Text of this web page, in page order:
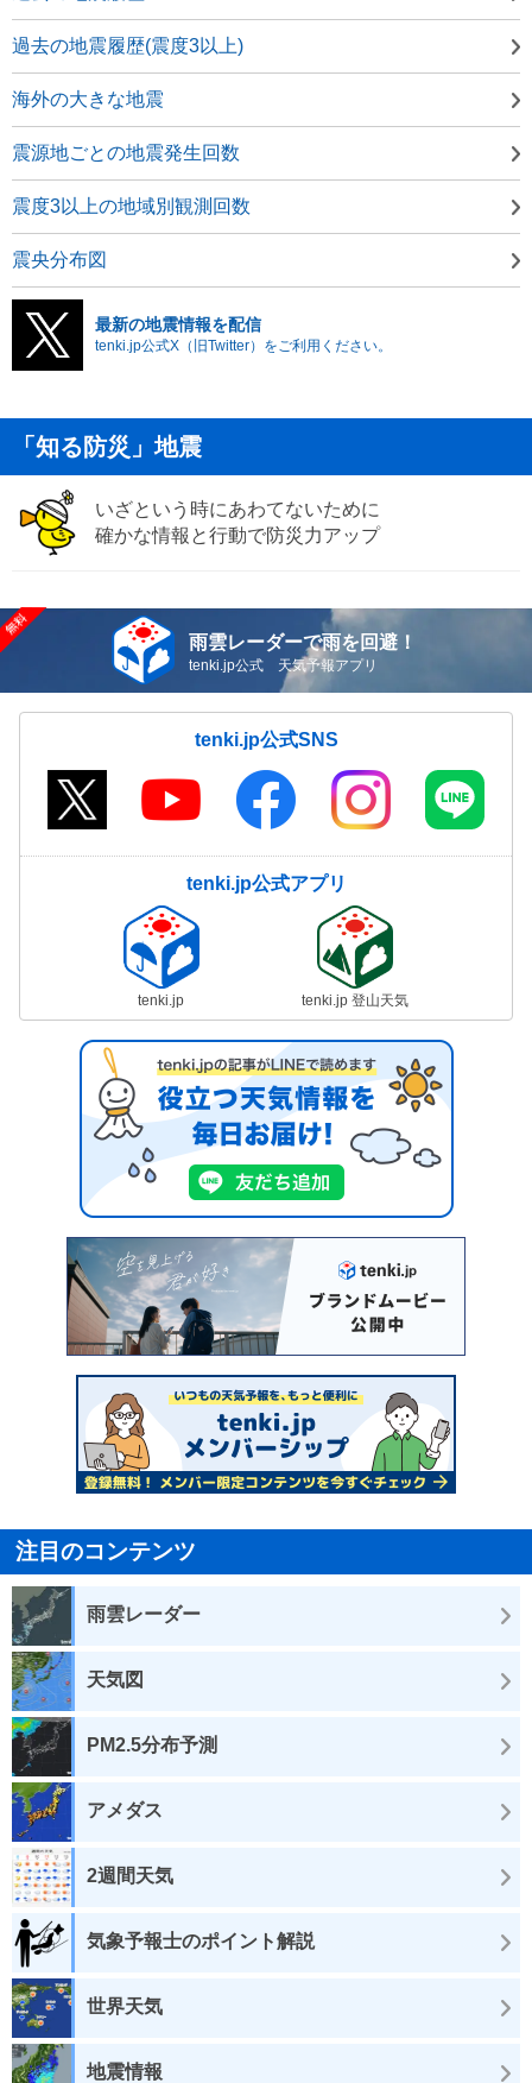
過去の地震履歴(震度3以上)
海外の大きな地震
震源地ごとの地震発生回数
震度3以上の地域別観測回数
震央分布図
最新の地震情報を配信
tenki.jp公式X（旧Twitter）をご利用ください。
「知る防災」地震
いざという時にあわてないために
確かな情報と行動で防災力アップ
雨雲レーダーで雨を回避！
tenki.jp公式 天気予報アプリ
tenki.jp公式SNS
tenki.jp公式アプリ
tenki.jp tenki.jp 登山天気
注目のコンテンツ
雨雲レーダー
天気図
PM2.5分布予測
アメダス
2週間天気
気象予報士のポイント解説
世界天気
地震情報